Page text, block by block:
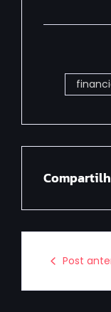
Post